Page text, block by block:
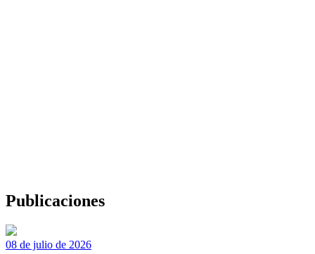
Publicaciones
08 de julio de 2026